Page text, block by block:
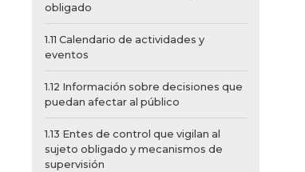
obligado
1.11 Calendario de actividades y
eventos
1.12 Información sobre decisiones que
puedan afectar al público
1.13 Entes de control que vigilan al
sujeto obligado y mecanismos de
supervisión